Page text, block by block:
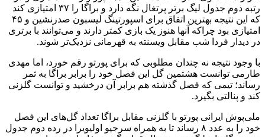
رتبه دوم جدول لیگ برتر پرتغال نگه دارد و براگا را ۳۷ امتیازی کند
که این نتیجه بهترین اتفاق برای اسپورتینگ لیسبون صدرنشین و ۴۵
امتیازی بود چراکه آنها هنوز یک بازی کمتر دارند و می‌توانند با برتری
در دیدار فردا شب مقابل ویسنته به قهرمانی نزدیک‌تر شوند.
با وجود نتیجه نه چندان مطلوبی که برای پورتو رقم خورد، اما مهدی
طارمی توانست هشتمین گل این فصل خود را برابر براگا به ثمر
رساند؛ تیمی که فصل گذشته هم برابر آن درخشید و توانست گلزنی
کند و پنالتی بگیرد.
ملی‌پوش ایرانی پورتو با گلزنی مقابل براگا تعداد گل‌های این فصل
خود را به عدد ۸ رساند تا به همراه سرجیو اولیویرا در رده دوم جدول